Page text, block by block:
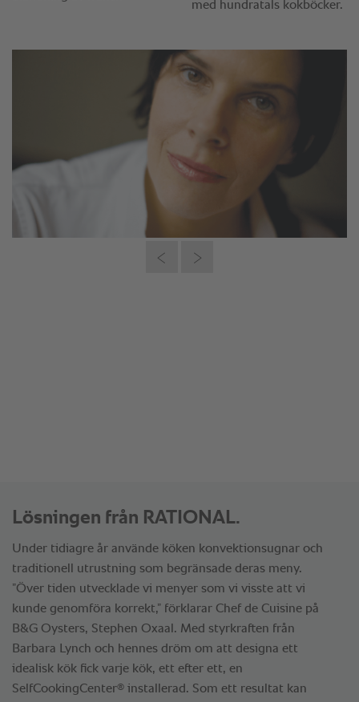
Lösningen från RATIONAL.
Under tidiagre år använde köken konvektionsugnar och
traditionell utrustning som begränsade deras meny.
”Över tiden utvecklade vi menyer som vi visste att vi
kunde genomföra korrekt,” förklarar Chef de Cuisine på
B&G Oysters, Stephen Oxaal. Med styrkraften från
Barbara Lynch och hennes dröm om att designa ett
idealisk kök fick varje kök, ett efter ett, en
SelfCookingCenter® installerad. Som ett resultat kan